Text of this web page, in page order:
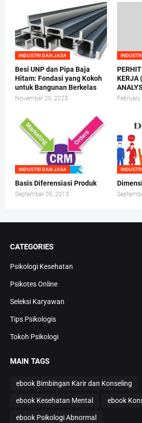
INDUSTRI DAN JASA
Besi UNP dan Pipa Baja
Hitam: Fondasi yang Kokoh
untuk Bangunan Berkelas
November 20, 2023
KERJA
INDUSTRI DAN JASA
Basis Diferensiasi Produk
September 05, 2013
CATEGORIES
Psikologi Kesehatan
Psikotes Online
Seleksi Karyawan
Tips Psikologis
Tokoh Psikologi
MAIN TAGS
ebook Bimbingan Karir dan Konseling
ebook Kesehatan Mental ebook
ebook Psikologi Abnormal